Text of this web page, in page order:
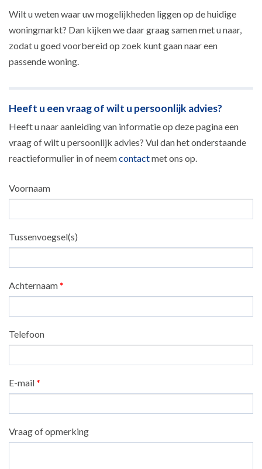
Wilt u weten waar uw mogelijkheden liggen op de huidige
woningmarkt? Dan kijken we daar graag samen met u naar,
zodat u goed voorbereid op zoek kunt gaan naar een
passende woning.
Heeft u een vraag of wilt u persoonlijk advies?
Heeft u naar aanleiding van informatie op deze pagina een
vraag of wilt u persoonlijk advies? Vul dan het onderstaande
reactieformulier in of neemcontactmet ons op.
Voornaam
Tussenvoegsel(s)
Achternaam *
Telefoon
E-mail *
Vraag of opmerking